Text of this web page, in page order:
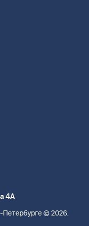
4А
Петербурге © 2026.